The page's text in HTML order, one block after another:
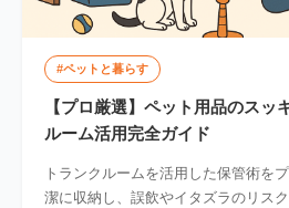
#ペットと暮らす
【プロ厳選】ペット用品のスッ
ルーム活用完全ガイド
トランクルームを活用した保管術を
潔に収納し、誤飲やイタズラのリス